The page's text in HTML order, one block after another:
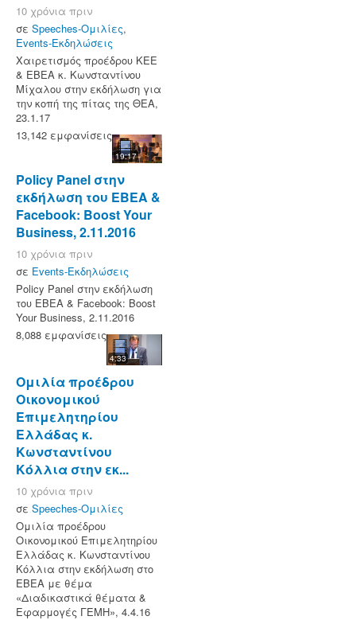
10 χρόνια πριν
σε Speeches-Ομιλίες,
Events-Εκδηλώσεις
Χαιρετισμός προέδρου ΚΕΕ
& ΕΒΕΑ κ. Κωνσταντίνου
Μίχαλου στην εκδήλωση για
την κοπή της πίτας της ΘΕΑ,
23.1.17
13,142 εμφανίσεις
19:17
Policy Panel στην
εκδήλωση του ΕΒΕΑ &
Facebook: Boost Your
Business, 2.11.2016
10 χρόνια πριν
σε Events-Εκδηλώσεις
Policy Panel στην εκδήλωση
του ΕΒΕΑ & Facebook: Boost
Your Business, 2.11.2016
8,088 εμφανίσεις
4:33
Ομιλία προέδρου
Οικονομικού
Επιμελητηρίου
Ελλάδας κ.
Κωνσταντίνου
Κόλλια στην εκ...
10 χρόνια πριν
σε Speeches-Ομιλίες
Ομιλία προέδρου
Οικονομικού Επιμελητηρίου
Ελλάδας κ. Κωνσταντίνου
Κόλλια στην εκδήλωση στο
ΕΒΕΑ με θέμα
«Διαδικαστικά θέματα &
Εφαρμογές ΓΕΜΗ», 4.4.16